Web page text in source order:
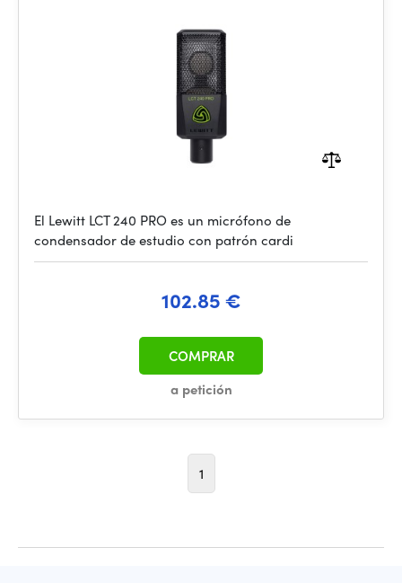
El Lewitt LCT 240 PRO es un micrófono de
condensador de estudio con patrón cardi
102.85 €
a petición
COMPRAR
1